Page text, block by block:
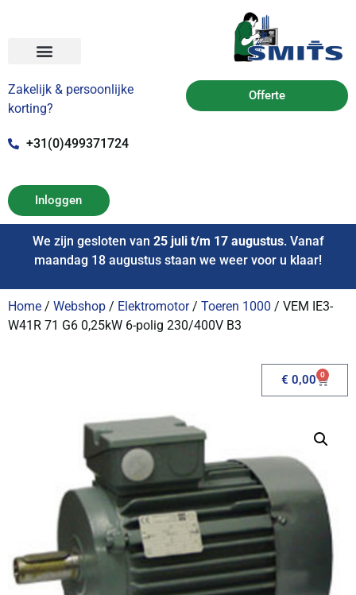
Zakelijk & persoonlijke
korting?
+31(0)499371724
Offerte
Inloggen
We zijn gesloten van 25 juli t/m 17 augustus. Vanaf
maandag 18 augustus staan we weer voor u klaar!
Home / Webshop / Elektromotor/ Toeren 1000 / VEM IE3-
W41R 71 G6 0,25kW 6-polig 230/400V B3
€ 0,00 0